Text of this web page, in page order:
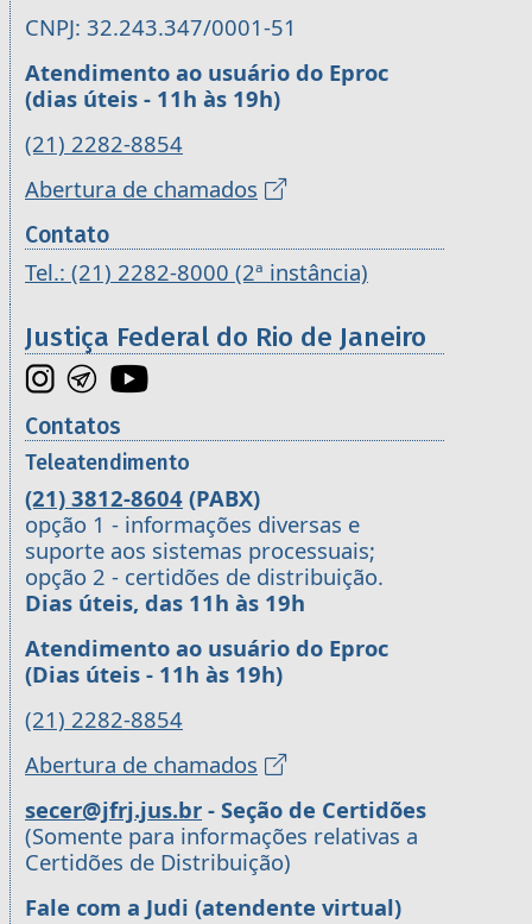
CNPJ: 32.243.347/0001-51
Atendimento ao usuário do Eproc
(dias úteis - 11h às 19h)
(21) 2282-8854
Abertura de chamados
Contato
Tel.: (21) 2282-8000 (2ª instância)
Justiça Federal do Rio de Janeiro
Contatos
Teleatendimento
(21) 3812-8604 (PABX)
opção 1 - informações diversas e
suporte aos sistemas processuais;
opção 2 - certidões de distribuição.
Dias úteis, das 11h às 19h
Atendimento ao usuário do Eproc
(Dias úteis - 11h às 19h)
(21) 2282-8854
Abertura de chamados
secer@jfrj.jus.br - Seção de Certidões
(Somente para informações relativas a
Certidões de Distribuição)
Fale com a Judi (atendente virtual)